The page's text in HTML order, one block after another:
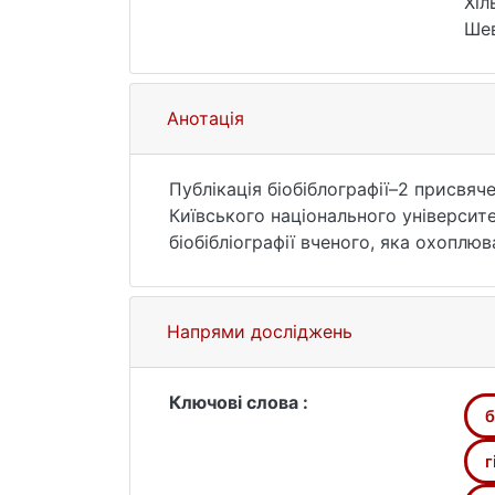
Анотація
Публікація біобіблографії–2
Київського національного
біобібліографії вченого, яка
статті, матеріали конференцій, статті в
теорія, методика і практика
басейнових систем; дистанційні
та управління водними ресурсами;
Напрями досліджень
Ключові слова :